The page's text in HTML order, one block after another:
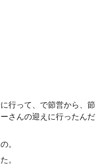
行って、で節営から、節
さんの迎えに行ったんだ
。
。